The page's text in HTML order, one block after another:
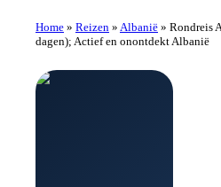
Home » Reizen » Albanië » Rondreis
dagen); Actief en onontdekt Albanië